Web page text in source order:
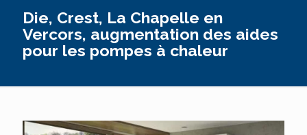
Die, Crest, La Chapelle en
Vercors, augmentation des aides
pour les pompes à chaleur